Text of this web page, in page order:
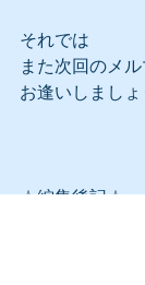
それでは
また次回のメ
お逢いしまし
☆編集後記☆